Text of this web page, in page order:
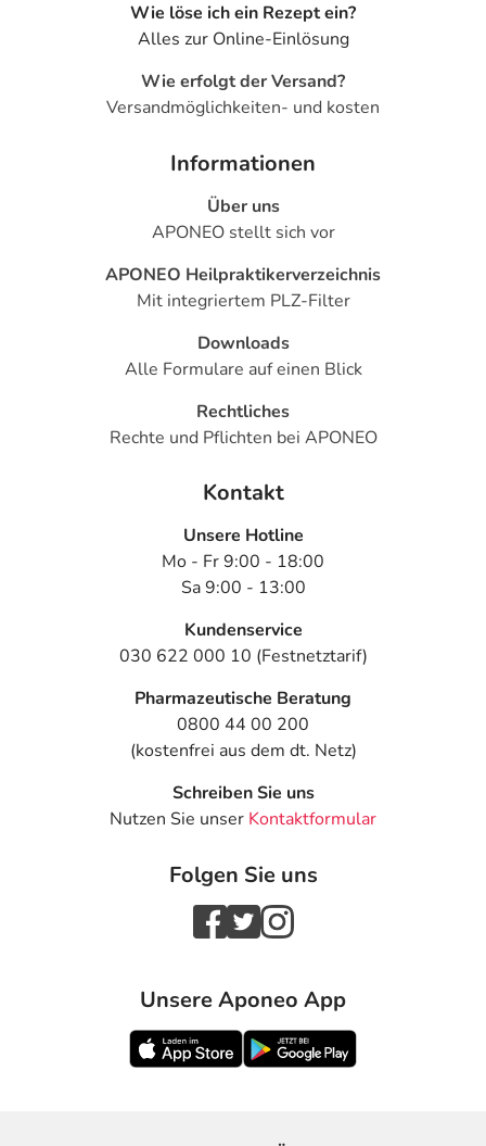
Wie löse ich ein Rezept ein?
Alles zur Online-Einlösung
Wie erfolgt der Versand?
Versandmöglichkeiten- und kosten
Informationen
Über uns
APONEO stellt sich vor
APONEO Heilpraktikerverzeichnis
Mit integriertem PLZ-Filter
Downloads
Alle Formulare auf einen Blick
Rechtliches
Rechte und Pflichten bei APONEO
Kontakt
Unsere Hotline
Mo - Fr 9:00 - 18:00
Sa 9:00 - 13:00
Kundenservice
030 622 000 10 (Festnetztarif)
Pharmazeutische Beratung
0800 44 00 200
(kostenfrei aus dem dt. Netz)
Schreiben Sie uns
Nutzen Sie unser Kontaktformular
Folgen Sie uns
Unsere Aponeo App